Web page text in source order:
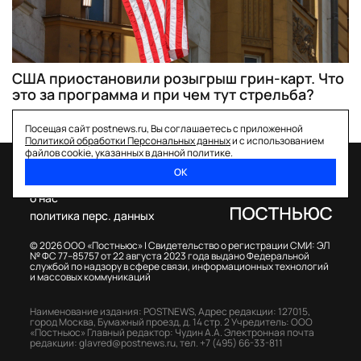
США приостановили розыгрыш грин-карт. Что
это за программа и при чем тут стрельба?
Посещая сайт postnews.ru, Вы соглашаетесь с приложенной
Политикой обработки Персональных данныхи с использованием
файлов cookie, указанных в данной политике.
ОК
© 2026 ООО «Постньюс» |Свидетельство о регистрации СМИ: ЭЛ
№ ФС 77–85757 от 22 августа 2023 года выдано Федеральной
службой по надзору в сфере связи, информационных технологий
и массовых коммуникаций
о нас
политика перс. данных
Наименование издания: POSTNEWS,Адрес редакции: 127015,
город Москва, Бумажный проезд, д. 14 стр. 2Учредитель: ООО
«Постньюс» Главный редактор: Чудин А.А.Электронная почта
редакции:glavred@postnews.ru,тел. +7 (495) 66-33-811